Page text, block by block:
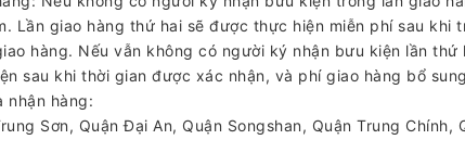
Lần giao hàng thứ hai sẽ được thực hiện miễn phí sau khi
hàng. Nếu vẫn không có người ký nhận bưu kiện lần thứ
sau khi thời gian được xác nhận, và phí giao hàng bổ
nhận hàng:
Sơn, Quận Đại An, Quận Songshan, Quận Trung Chính,